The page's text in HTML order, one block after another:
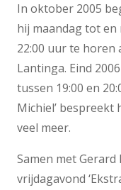
In oktober 2005
hij maandag tot en
22:00 uur te horen
Lantinga. Eind
tussen 19:00 en
Michiel’
veel meer.
Samen met
vrijdagavond